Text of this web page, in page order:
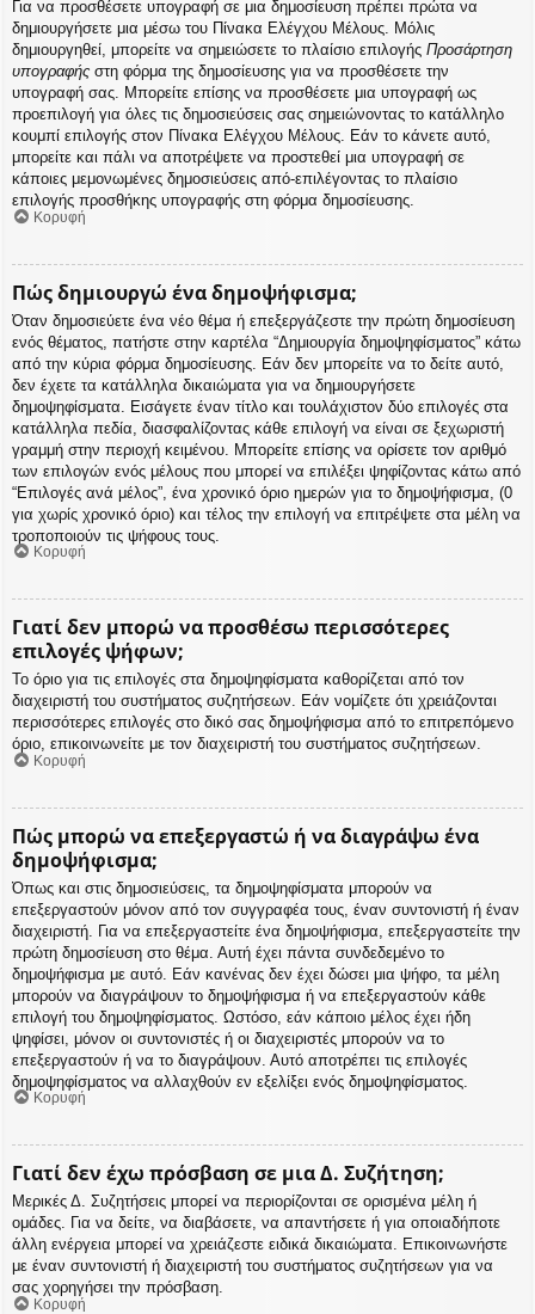
Για να προσθέσετε υπογραφή σε μια δημοσίευση πρέπει πρώτα να
δημιουργήσετε μια μέσω του Πίνακα Ελέγχου Μέλους. Μόλις
δημιουργηθεί, μπορείτε να σημειώσετε το πλαίσιο επιλογής Προσάρτηση
υπογραφής στη φόρμα της δημοσίευσης για να προσθέσετε την
υπογραφή σας. Μπορείτε επίσης να προσθέσετε μια υπογραφή ως
προεπιλογή για όλες τις δημοσιεύσεις σας σημειώνοντας το κατάλληλο
κουμπί επιλογής στον Πίνακα Ελέγχου Μέλους. Εάν το κάνετε αυτό,
μπορείτε και πάλι να αποτρέψετε να προστεθεί μια υπογραφή σε
κάποιες μεμονωμένες δημοσιεύσεις από-επιλέγοντας το πλαίσιο
επιλογής προσθήκης υπογραφής στη φόρμα δημοσίευσης.
Κορυφή
Πώς δημιουργώ ένα δημοψήφισμα;
Όταν δημοσιεύετε ένα νέο θέμα ή επεξεργάζεστε την πρώτη δημοσίευση
ενός θέματος, πατήστε στην καρτέλα “Δημιουργία δημοψηφίσματος” κάτω
από την κύρια φόρμα δημοσίευσης. Εάν δεν μπορείτε να το δείτε αυτό,
δεν έχετε τα κατάλληλα δικαιώματα για να δημιουργήσετε
δημοψηφίσματα. Εισάγετε έναν τίτλο και τουλάχιστον δύο επιλογές στα
κατάλληλα πεδία, διασφαλίζοντας κάθε επιλογή να είναι σε ξεχωριστή
γραμμή στην περιοχή κειμένου. Μπορείτε επίσης να ορίσετε τον αριθμό
των επιλογών ενός μέλους που μπορεί να επιλέξει ψηφίζοντας κάτω από
“Επιλογές ανά μέλος”, ένα χρονικό όριο ημερών για το δημοψήφισμα, (0
για χωρίς χρονικό όριο) και τέλος την επιλογή να επιτρέψετε στα μέλη να
τροποποιούν τις ψήφους τους.
Κορυφή
Γιατί δεν μπορώ να προσθέσω περισσότερες
επιλογές ψήφων;
Το όριο για τις επιλογές στα δημοψηφίσματα καθορίζεται από τον
διαχειριστή του συστήματος συζητήσεων. Εάν νομίζετε ότι χρειάζονται
περισσότερες επιλογές στο δικό σας δημοψήφισμα από το επιτρεπόμενο
όριο, επικοινωνείτε με τον διαχειριστή του συστήματος συζητήσεων.
Κορυφή
Πώς μπορώ να επεξεργαστώ ή να διαγράψω ένα
δημοψήφισμα;
Όπως και στις δημοσιεύσεις, τα δημοψηφίσματα μπορούν να
επεξεργαστούν μόνον από τον συγγραφέα τους, έναν συντονιστή ή έναν
διαχειριστή. Για να επεξεργαστείτε ένα δημοψήφισμα, επεξεργαστείτε την
πρώτη δημοσίευση στο θέμα. Αυτή έχει πάντα συνδεδεμένο το
δημοψήφισμα με αυτό. Εάν κανένας δεν έχει δώσει μια ψήφο, τα μέλη
μπορούν να διαγράψουν το δημοψήφισμα ή να επεξεργαστούν κάθε
επιλογή του δημοψηφίσματος. Ωστόσο, εάν κάποιο μέλος έχει ήδη
ψηφίσει, μόνον οι συντονιστές ή οι διαχειριστές μπορούν να το
επεξεργαστούν ή να το διαγράψουν. Αυτό αποτρέπει τις επιλογές
δημοψηφίσματος να αλλαχθούν εν εξελίξει ενός δημοψηφίσματος.
Κορυφή
Γιατί δεν έχω πρόσβαση σε μια Δ. Συζήτηση;
Μερικές Δ. Συζητήσεις μπορεί να περιορίζονται σε ορισμένα μέλη ή
ομάδες. Για να δείτε, να διαβάσετε, να απαντήσετε ή για οποιαδήποτε
άλλη ενέργεια μπορεί να χρειάζεστε ειδικά δικαιώματα. Επικοινωνήστε
με έναν συντονιστή ή διαχειριστή του συστήματος συζητήσεων για να
σας χορηγήσει την πρόσβαση.
Κορυφή